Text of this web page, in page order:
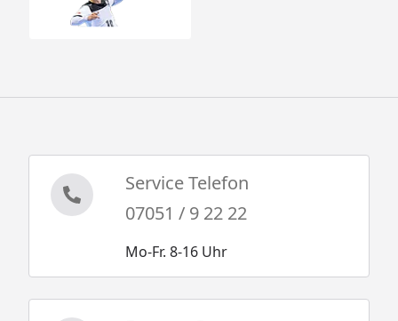
Service Telefon
07051 / 9 22 22
Mo-Fr. 8-16 Uhr